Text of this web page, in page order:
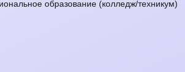
образование (колледж/техникум)